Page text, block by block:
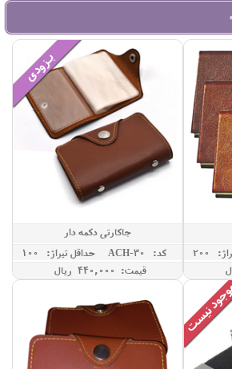
200
جاکارتی دکمه دار
کد: ACH-30
حداقل تيراژ: 100
قیمت: 440,000 ريال